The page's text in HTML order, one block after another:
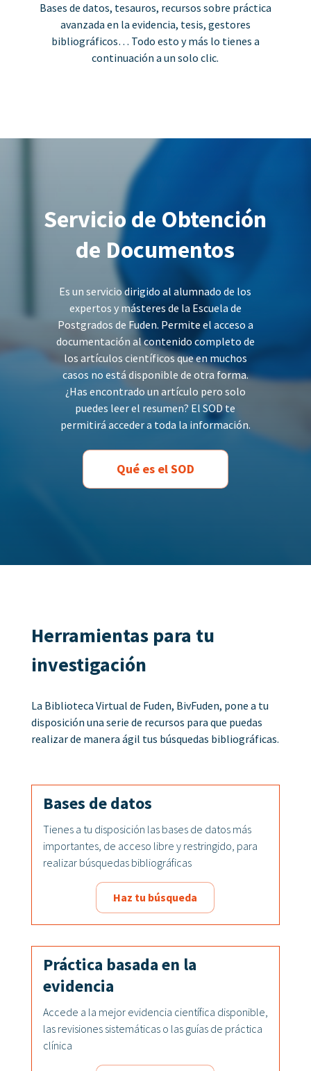
Bases de datos, tesauros, recursos sobre práctica
avanzada en la evidencia, tesis, gestores
bibliográficos… Todo esto y más lo tienes a
continuación a un solo clic.
Servicio de Obtención
de Documentos
Es un servicio dirigido al alumnado de los
expertos y másteres de la Escuela de
Postgrados de Fuden. Permite el acceso a
documentación al contenido completo de
los artículos científicos que en muchos
casos no está disponible de otra forma.
¿Has encontrado un artículo pero solo
puedes leer el resumen? El SOD te
permitirá acceder a toda la información.
Qué es el SOD
Herramientas para tu
investigación
La Biblioteca Virtual de Fuden, BivFuden, pone a tu
disposición una serie de recursos para que puedas
realizar de manera ágil tus búsquedas bibliográficas.
Bases de datos
Tienes a tu disposición las bases de datos más
importantes, de acceso libre y restringido, para
realizar búsquedas bibliográficas
Haz tu búsqueda
Práctica basada en la
evidencia
Accede a la mejor evidencia científica disponible,
las revisiones sistemáticas o las guías de práctica
clínica